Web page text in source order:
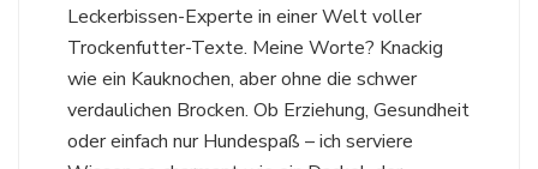
Leckerbissen-Experte in einer Welt voller
Trockenfutter-Texte. Meine Worte? Knackig
wie ein Kauknochen, aber ohne die schwer
verdaulichen Brocken. Ob Erziehung, Gesundheit
oder einfach nur Hundespaß – ich serviere